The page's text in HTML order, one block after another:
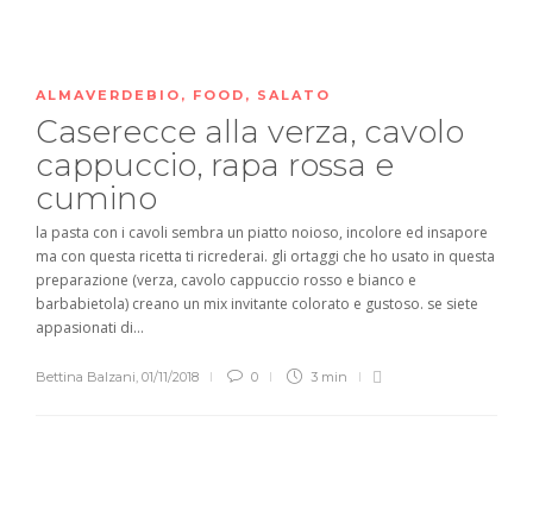
ALMAVERDEBIO , FOOD , SALATO
Caserecce alla verza, cavolo
cappuccio, rapa rossa e
cumino
la pasta con i cavoli sembra un piatto noioso, incolore ed insapore
ma con questa ricetta ti ricrederai. gli ortaggi che ho usato in questa
preparazione (verza, cavolo cappuccio rosso e bianco e
barbabietola) creano un mix invitante colorato e gustoso. se siete
appasionati di...
Bettina Balzani, 01/11/2018 0 3 min